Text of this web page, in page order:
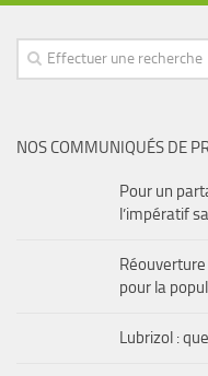
NOS COMMUNIQUÉS DE
Pour un
l’impératif
pour la
Lubrizol :